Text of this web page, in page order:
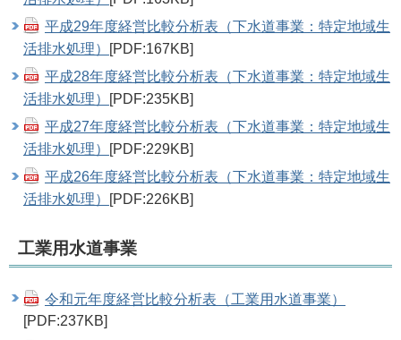
平成29年度経営比較分析表（下水道事業：特定地域生
活排水処理）
[PDF:167KB]
平成28年度経営比較分析表（下水道事業：特定地域生
活排水処理）
[PDF:235KB]
平成27年度経営比較分析表（下水道事業：特定地域生
活排水処理）
[PDF:229KB]
平成26年度経営比較分析表（下水道事業：特定地域生
活排水処理）
[PDF:226KB]
工業用水道事業
令和元年度経営比較分析表（工業用水道事業）
[PDF:237KB]